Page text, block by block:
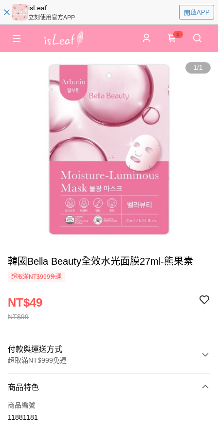
isLeaf
立刻使用官方APP
開啟APP
0
1/1
韓國Bella Beauty全效水光面膜27ml-熊果素
超取滿NT$999免運
NT$99
NT$49
付款與運送方式
超取滿NT$999免運
信用卡一次付款
超商取貨付款
商品特色
商品編號
11881181